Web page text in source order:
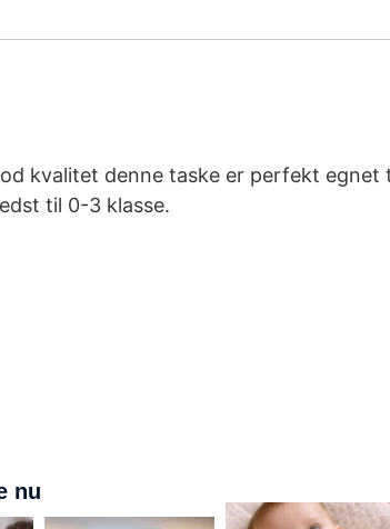
kvalitet denne taske er perfekt
til 0-3 klasse.
nu